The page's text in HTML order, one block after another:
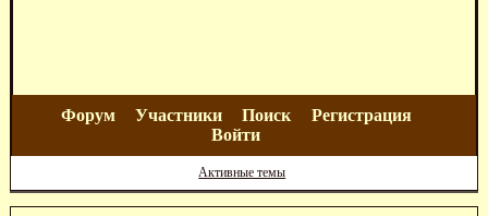
Форум Участники Поиск
Регистрация
Войти
Активные темы